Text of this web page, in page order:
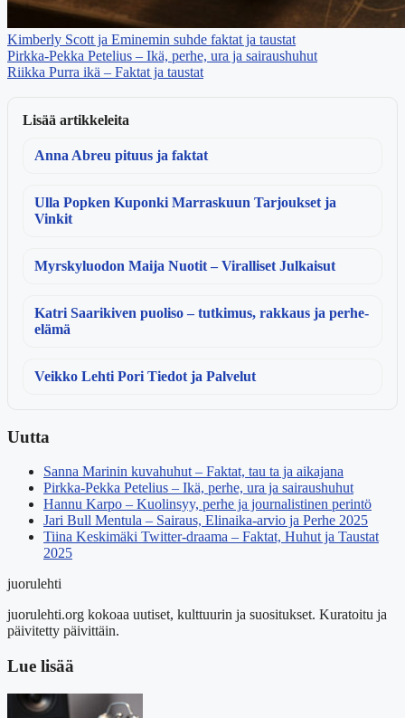
Kimberly Scott ja Eminemin suhde faktat ja taustat
Pirkka-Pekka Petelius – Ikä, perhe, ura ja sairaushuhut
Riikka Purra ikä – Faktat ja taustat
Lisää artikkeleita
Anna Abreu pituus ja faktat
Ulla Popken Kuponki Marraskuun Tarjoukset ja
Vinkit
Myrskyluodon Maija Nuotit – Viralliset Julkaisut
Katri Saarikiven puoliso – tutkimus, rakkaus ja perhe-
elämä
Veikko Lehti Pori Tiedot ja Palvelut
Uutta
Sanna Marinin kuvahuhut – Faktat, tau ta ja aikajana
Pirkka-Pekka Petelius – Ikä, perhe, ura ja sairaushuhut
Hannu Karpo – Kuolinsyy, perhe ja journalistinen perintö
Jari Bull Mentula – Sairaus, Elinaika-arvio ja Perhe 2025
Tiina Keskimäki Twitter-draama – Faktat, Huhut ja Taustat
2025
juorulehti
juorulehti.org kokoaa uutiset, kulttuurin ja suositukset. Kuratoitu ja
päivitetty päivittäin.
Lue lisää